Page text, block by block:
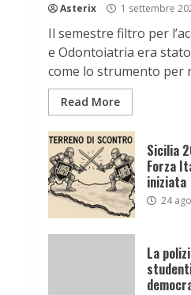
Asterix 1 settembre
Il semestre filtro per
e Odontoiatria era
come lo strumento per
Read More
Sicilia
Forza
iniziata
24
La